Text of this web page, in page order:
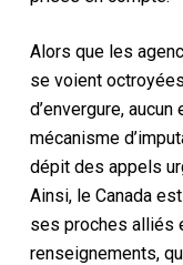
Alors que les
se voient
d’envergure,
mécanisme
dépit des appels
Ainsi, le Canada
ses proches alliés
renseignements,